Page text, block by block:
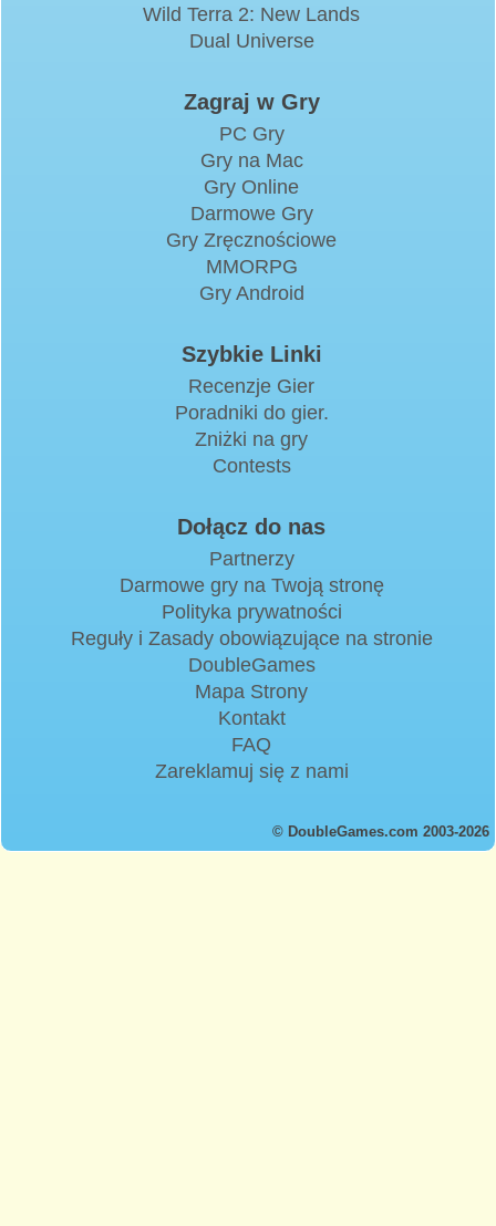
Wild Terra 2: New Lands
Dual Universe
Zagraj w Gry
PC Gry
Gry na Mac
Gry Online
Darmowe Gry
Gry Zręcznościowe
MMORPG
Gry Android
Szybkie Linki
Recenzje Gier
Poradniki do gier.
Zniżki na gry
Contests
Dołącz do nas
Partnerzy
Darmowe gry na Twoją stronę
Polityka prywatności
Reguły i Zasady obowiązujące na stronie
DoubleGames
Mapa Strony
Kontakt
FAQ
Zareklamuj się z nami
© DoubleGames.com 2003-2026